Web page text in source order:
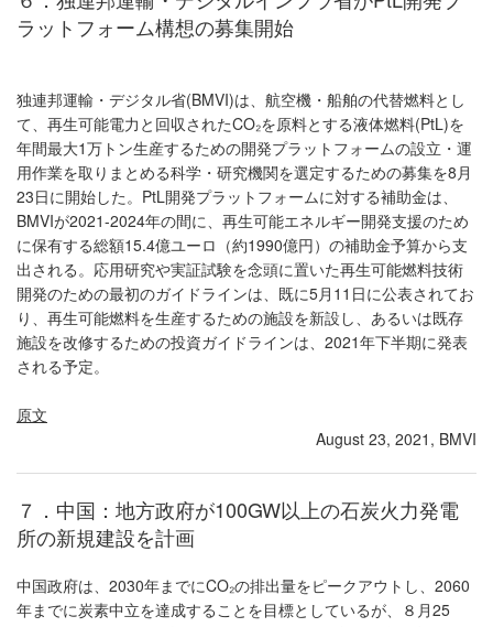
ラットフォーム構想の募集開始
独連邦運輸・デジタル省(BMVI)は、航空機・船舶の代替燃料とし
て、再生可能電力と回収されたCO₂を原料とする液体燃料(PtL)を
年間最大1万トン生産するための開発プラットフォームの設立・運
用作業を取りまとめる科学・研究機関を選定するための募集を8月
23日に開始した。PtL開発プラットフォームに対する補助金は、
BMVIが2021-2024年の間に、再生可能エネルギー開発支援のため
に保有する総額15.4億ユーロ（約1990億円）の補助金予算から支
出される。応用研究や実証試験を念頭に置いた再生可能燃料技術
開発のための最初のガイドラインは、既に5月11日に公表されてお
り、再生可能燃料を生産するための施設を新設し、あるいは既存
施設を改修するための投資ガイドラインは、2021年下半期に発表
される予定。
原文
August 23, 2021, BMVI
７．中国：地方政府が100GW以上の石炭火力発電
所の新規建設を計画
中国政府は、2030年までにCO₂の排出量をピークアウトし、2060
年までに炭素中立を達成することを目標としているが、８月25